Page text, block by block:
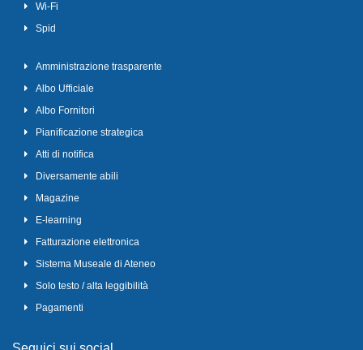
Wi-Fi
Spid
Amministrazione trasparente
Albo Ufficiale
Albo Fornitori
Pianificazione strategica
Atti di notifica
Diversamente abili
Magazine
E-learning
Fatturazione elettronica
Sistema Museale di Ateneo
Solo testo / alta leggibilità
Pagamenti